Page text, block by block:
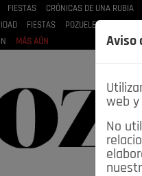
FIESTAS CRÓNICAS DE UNA RUBIA
FIESTAS POZUELEROS
MÁS AÚN Aviso
web y
No